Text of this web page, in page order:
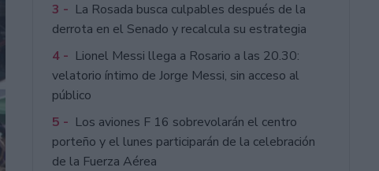
3 - La Rosada busca culpables después de la
derrota en el Senado y recalcula su estrategia
4 - Lionel Messi llega a Rosario a las 20.30:
velatorio íntimo de Jorge Messi, sin acceso al
público
5 - Los aviones F 16 sobrevolarán el centro
porteño y el lunes participarán de la celebración
de la Fuerza Aérea